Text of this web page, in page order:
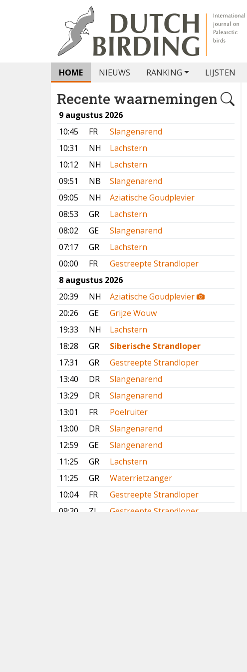
HOME NIEUWS RANKING LIJSTEN
Recente waarnemingen
9 augustus 2026
10:45
FR
Slangenarend
10:31
NH
Lachstern
10:12
NH
Lachstern
09:51
NB
Slangenarend
09:05
NH
Aziatische Goudplevier
08:53
GR
Lachstern
08:02
GE
Slangenarend
07:17
GR
Lachstern
00:00
FR
Gestreepte Strandloper
8 augustus 2026
20:39
NH
Aziatische Goudplevier
20:26
GE
Grijze Wouw
19:33
NH
Lachstern
18:28
GR
Siberische Strandloper
17:31
GR
Gestreepte Strandloper
13:40
DR
Slangenarend
13:29
DR
Slangenarend
13:01
FR
Poelruiter
13:00
DR
Slangenarend
12:59
GE
Slangenarend
11:25
GR
Lachstern
11:25
GR
Waterrietzanger
10:04
FR
Gestreepte Strandloper
09:20
ZL
Gestreepte Strandloper